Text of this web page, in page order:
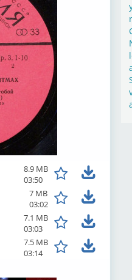
8.9 MB
03:50
7 MB
03:02
7.1 MB
03:03
7.5 MB
03:14